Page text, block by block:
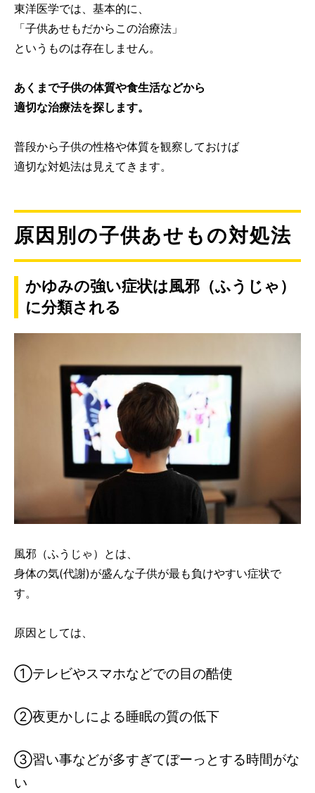
東洋医学では、基本的に、
「子供あせもだからこの治療法」
というものは存在しません。
あくまで子供の体質や食生活などから
適切な治療法を探します。
普段から子供の性格や体質を観察しておけば
適切な対処法は見えてきます。
原因別の子供あせもの対処法
かゆみの強い症状は風邪（ふうじゃ）
に分類される
風邪（ふうじゃ）とは、
身体の気(代謝)が盛んな子供が最も負けやすい症状で
す。
原因としては、
①テレビやスマホなどでの目の酷使
②夜更かしによる睡眠の質の低下
③習い事などが多すぎてぼーっとする時間がな
い